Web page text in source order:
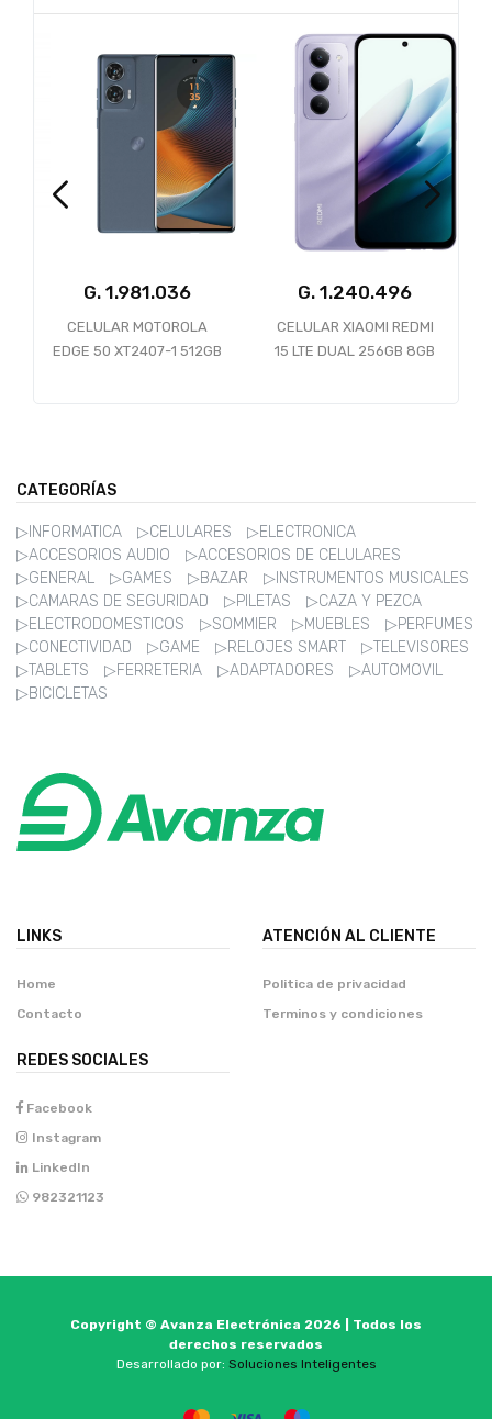
CELULAR MOTOROLA
EDGE 50 XT2407-1 512GB
CELULAR XIAOMI REDMI
15 LTE DUAL 256GB 8GB
CATEGORÍAS
▷INFORMATICA ▷CELULARES
▷ELECTRONICA
▷ACCESORIOS AUDIO
▷ACCESORIOS DE CELULARES
▷GENERAL
▷GAMES ▷BAZAR
▷INSTRUMENTOS MUSICALES
▷CAMARAS DE SEGURIDAD
▷PILETAS
▷CAZA Y PEZCA
▷ELECTRODOMESTICOS
▷SOMMIER ▷MUEBLES
▷PERFUMES
▷CONECTIVIDAD
▷GAME ▷RELOJES SMART
▷TELEVISORES
▷TABLETS
▷FERRETERIA ▷ADAPTADORES
▷AUTOMOVIL
▷BICICLETAS
LINKS
Home
Contacto
ATENCIÓN AL CLIENTE
Politica de privacidad
Terminos y condiciones
REDES SOCIALES
Facebook
Instagram
LinkedIn
982321123
Copyright © Avanza Electrónica 2026 | Todos los
derechos reservados
Desarrollado por: Soluciones Inteligentes